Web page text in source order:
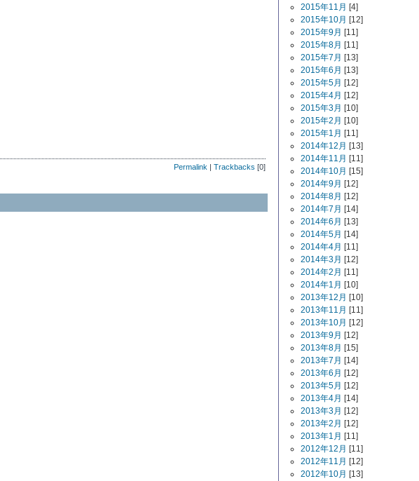
Permalink | Trackbacks [0]
2015年11月 [4]
2015年10月 [12]
2015年9月 [11]
2015年8月 [11]
2015年7月 [13]
2015年6月 [13]
2015年5月 [12]
2015年4月 [12]
2015年3月 [10]
2015年2月 [10]
2015年1月 [11]
2014年12月 [13]
2014年11月 [11]
2014年10月 [15]
2014年9月 [12]
2014年8月 [12]
2014年7月 [14]
2014年6月 [13]
2014年5月 [14]
2014年4月 [11]
2014年3月 [12]
2014年2月 [11]
2014年1月 [10]
2013年12月 [10]
2013年11月 [11]
2013年10月 [12]
2013年9月 [12]
2013年8月 [15]
2013年7月 [14]
2013年6月 [12]
2013年5月 [12]
2013年4月 [14]
2013年3月 [12]
2013年2月 [12]
2013年1月 [11]
2012年12月 [11]
2012年11月 [12]
2012年10月 [13]